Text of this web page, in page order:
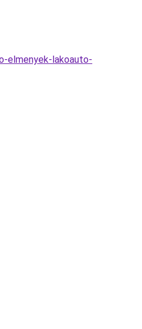
elmenyek-lakoauto-